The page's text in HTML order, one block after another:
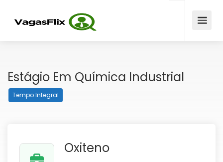
Estágio Em Química Industrial
Tempo Integral
Oxiteno